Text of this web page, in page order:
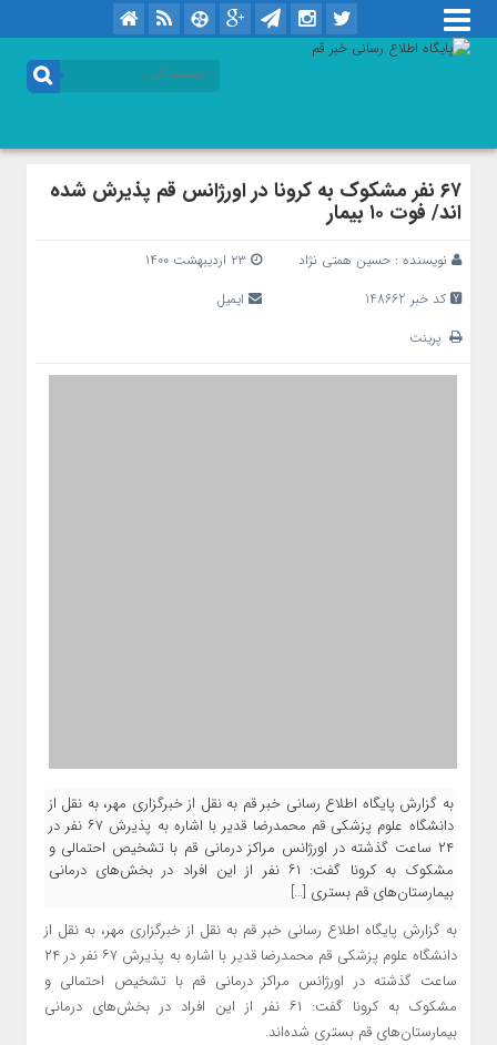
۶۷ نفر مشکوک به کرونا در اورژانس قم پذیرش شده
اند/ فوت ۱۰ بیمار
نویسنده : حسین همتی نژاد
کد خبر 148662
ایمیل
پرینت
به گزارش پایگاه اطلاع رسانی خبر قم به نقل از خبرگزاری مهر، به نقل از
دانشگاه علوم پزشکی قم محمدرضا قدیر با اشاره به پذیرش ۶۷ نفر در
۲۴ ساعت گذشته در اورژانس مراکز درمانی قم با تشخیص احتمالی و
مشکوک به کرونا گفت: ۶۱ نفر از این افراد در بخش‌های درمانی
بیمارستان‌های قم بستری […]
به گزارش پایگاه اطلاع رسانی خبر قم به نقل از خبرگزاری مهر، به نقل از
دانشگاه علوم پزشکی قم محمدرضا قدیر با اشاره به پذیرش ۶۷ نفر در ۲۴
ساعت گذشته در اورژانس مراکز درمانی قم با تشخیص احتمالی و
مشکوک به کرونا گفت: ۶۱ نفر از این افراد در بخش‌های درمانی
بیمارستان‌های قم بستری شده‌اند.